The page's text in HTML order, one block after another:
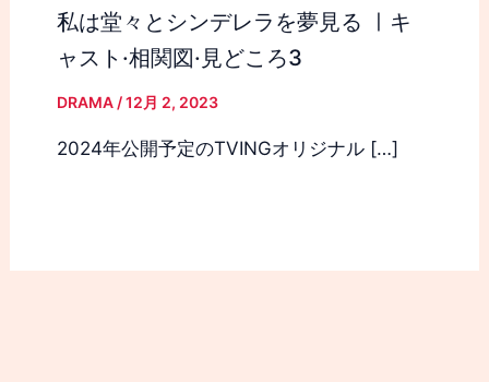
私は堂々とシンデレラを夢見る ㅣキ
ャスト·相関図·見どころ3
DRAMA/12月 2, 2023
2024年公開予定のTVINGオリジナル […]